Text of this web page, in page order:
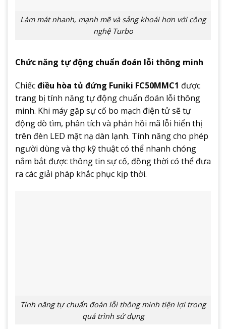
Làm mát nhanh, mạnh mẽ và sảng khoái hơn với công
nghệ Turbo
Chức năng tự động chuẩn đoán lỗi thông minh
Chiếcđiều hòa tủ đứng Funiki FC50MMC1 được
trang bị tính năng tự động chuẩn đoán lỗi thông
minh. Khi máy gặp sự cố bo mạch điện tử sẽ tự
động dò tìm, phân tích và phản hồi mã lỗi hiển thị
trên đèn LED mặt nạ dàn lạnh. Tính năng cho phép
người dùng và thợ kỹ thuật có thể nhanh chóng
nắm bắt được thông tin sự cố, đồng thời có thể đưa
ra các giải pháp khắc phục kịp thời.
Tính năng tự chuẩn đoán lỗi thông minh tiện lợi trong
quá trình sử dụng